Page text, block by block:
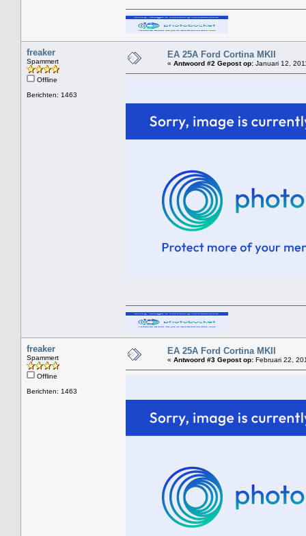
freaker
Spammert
Offline
Berichten: 1463
EA 25A Ford Cortina MKII
« Antwoord #2 Gepost op: Januari 12,
freaker
Spammert
Offline
Berichten: 1463
EA 25A Ford Cortina MKII
« Antwoord #3 Gepost op: Februari 22,